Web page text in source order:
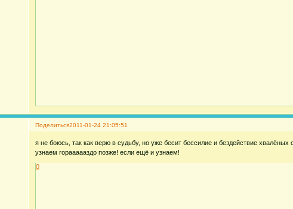
Поделиться2011-01-24 21:05:51
я не боюсь, так как верю в судьбу, но уже бесит бессилие и бездействие
узнаем гораааааздо позже! если ещё и узнаем!
0